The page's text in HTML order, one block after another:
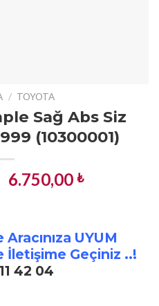
/ TOYOTA
Sağ Abs Siz
(10300001)
Orijinal
6.750,00₺Şu
6.750,00
UYUM
İletişime Geçiniz ..!
42 04